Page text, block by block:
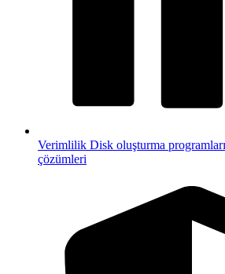
Verimlilik Disk oluşturma
çözümleri